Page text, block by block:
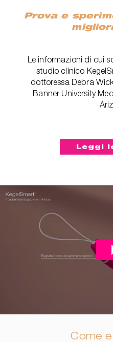
Prova e
Le informazioni di cui
studio clinico
dottoressa Debra
Banner University
Leggi
Come